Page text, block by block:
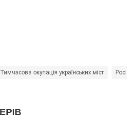
Тимчасова окупація українських міст Росія